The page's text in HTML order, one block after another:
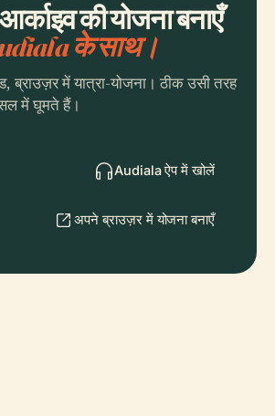
की योजना बनाएँ
के साथ।
ब्राउज़र में यात्रा-योजना। ठीक उसी तरह
में घूमते हैं।
Audiala ऐप में खोलें
अपने ब्राउज़र में योजना बनाएँ